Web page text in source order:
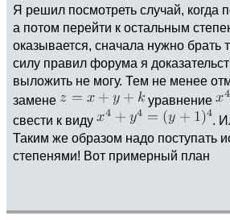
Я решил посмотреть случай, когда
а потом перейти к остальным
оказывается, сначала нужно брать
силу правил форума я
выложить не могу. Тем не менее
замене
уравнение
свести к виду
.
Таким же образом надо поступать
степенями! Вот примерный план